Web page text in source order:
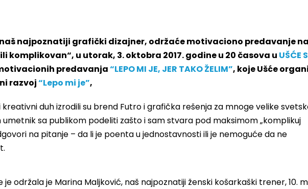
najpoznatiji grafički dizajner, održaće motivaciono predavanje
komplikovan“, u utorak, 3. oktobra 2017. godine u 20 časova u UŠĆE
predavanja“LEPO MI JE, JER TAKO ŽELIM”, kojeUšće
razvoj“Lepo mi je”,
duh izrodili su brend Futro i grafička rešenja za mnoge velike
umetnik sa publikom podeliti zašto i sam stvara pod maksimom „komplikuj
na pitanje – da li je poenta u jednostavnosti ili je nemoguće da ne
održala je Marina Maljković, naš najpoznatiji ženski košarkaški trener, 10.